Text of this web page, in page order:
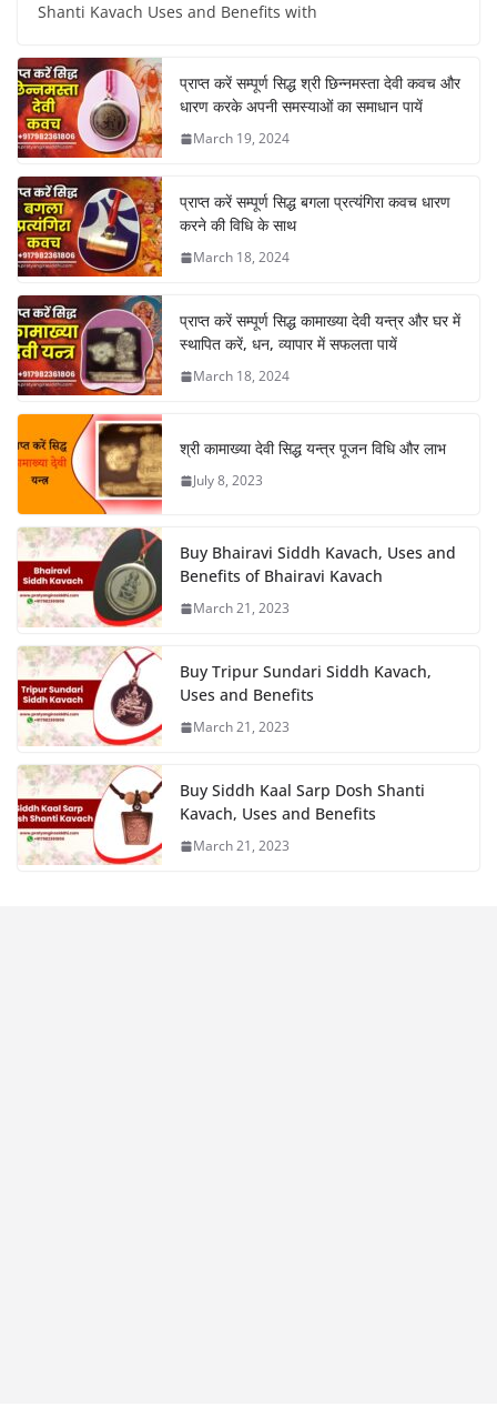
Shanti Kavach Uses and Benefits with
प्राप्त करें सम्पूर्ण सिद्ध श्री छिन्नमस्ता देवी कवच और
धारण करके अपनी समस्याओं का समाधान पायें
March 19, 2024
प्राप्त करें सम्पूर्ण सिद्ध बगला प्रत्यंगिरा कवच धारण
करने की विधि के साथ
March 18, 2024
प्राप्त करें सम्पूर्ण सिद्ध कामाख्या देवी यन्त्र और घर में
स्थापित करें, धन, व्यापार में सफलता पायें
March 18, 2024
श्री कामाख्या देवी सिद्ध यन्त्र पूजन विधि और लाभ
July 8, 2023
Buy Bhairavi Siddh Kavach, Uses and
Benefits of Bhairavi Kavach
March 21, 2023
Buy Tripur Sundari Siddh Kavach,
Uses and Benefits
March 21, 2023
Buy Siddh Kaal Sarp Dosh Shanti
Kavach, Uses and Benefits
March 21, 2023